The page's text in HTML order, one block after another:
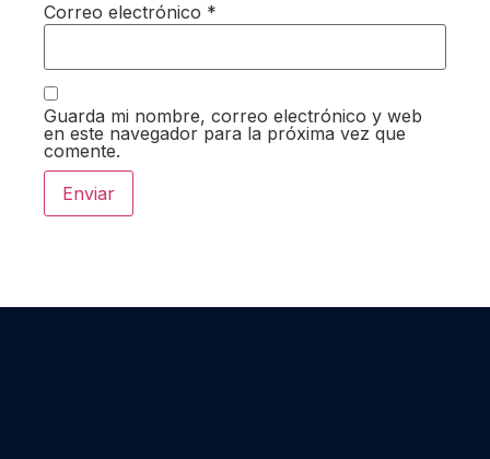
Correo electrónico *
Guarda mi nombre, correo electrónico y web
en este navegador para la próxima vez que
comente.